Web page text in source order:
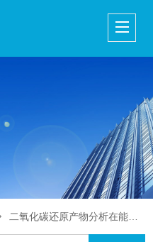
二氧化碳还原产物分析在能源领域的应用